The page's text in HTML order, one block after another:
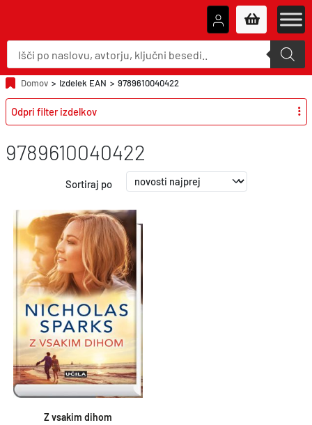
P
o
d
u
c
t
s
r
c
Domov > Izdelek EAN > 9789610040422
9789610040422
Sortiraj po
Z vsakim dihom
Odpri filter izdelkov